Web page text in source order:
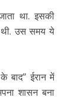
था. इसकी
थी. उस समय ये
बाद” ईरान में
शासन बना